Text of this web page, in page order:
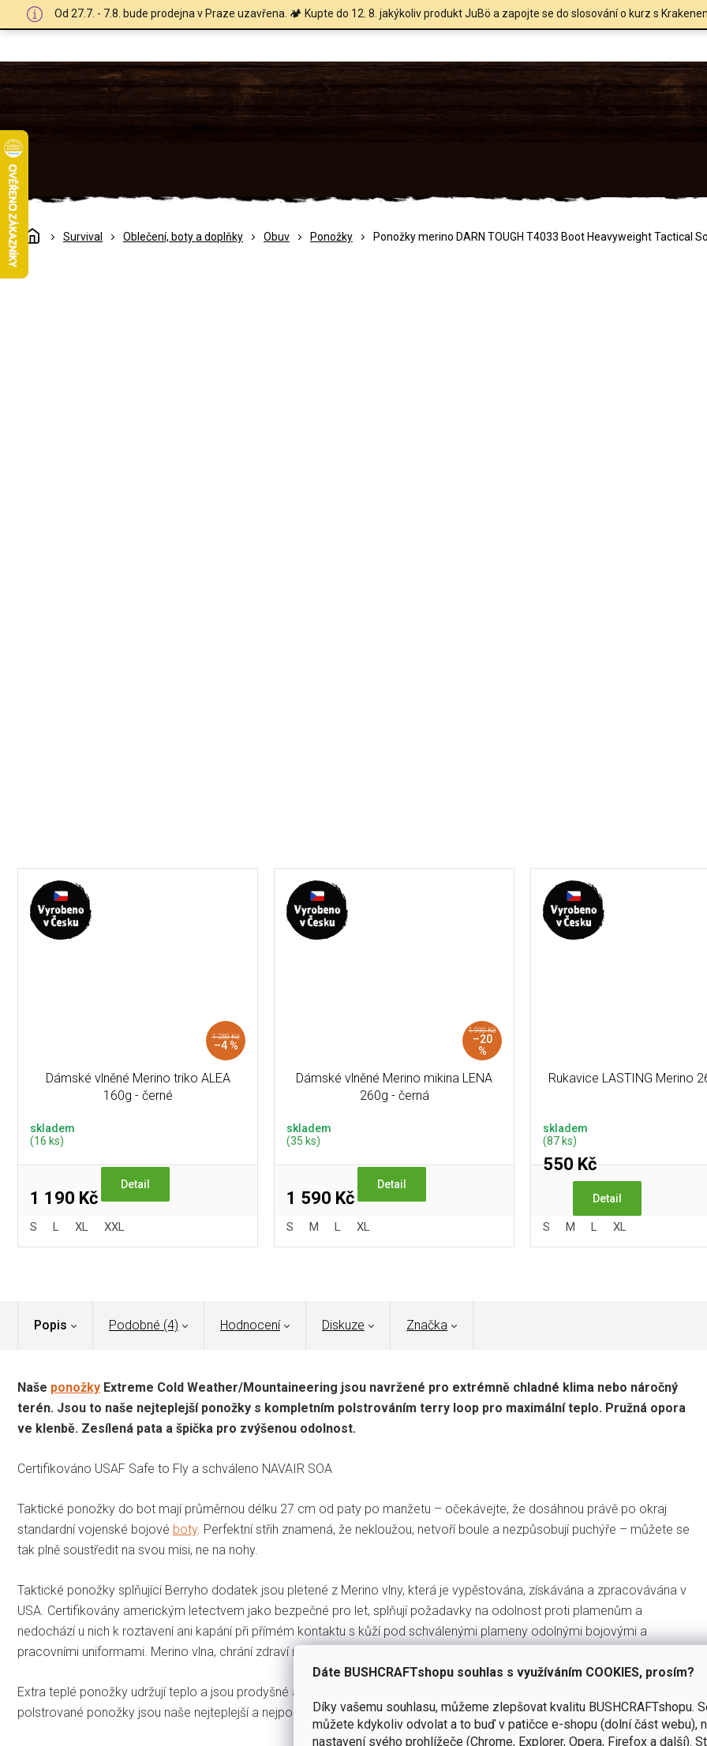
Dáte BUSHCRAFTshopu souhlas s využíváním COOKIES, prosím?
Díky vašemu souhlasu, můžeme zlepšovat kvalitu BUSHCRAFTshopu.
můžete kdykoliv odvolat a to buď v patičce e-shopu (dolní část webu),
nastavení svého prohlížeče (Chrome, Explorer, Opera, Firefox a další).
Od 27.7. - 7.8. bude prodejna v Praze uzavřena. 🏕️ Kupte do 12. 8. jakýkoliv produkt JuBö a zapojte se do slosování o kurz s
DomůSurvival Oblečení, boty a doplňky Obuv Ponožky Ponožky merino DARN TOUGH T4033 Boot Heavyweight Tactical
1 250 Kč
–4 %
Dámské vlněné Merino triko ALEA
160g - černé
skladem
(16 ks)
1 190 Kč
Detail
S L XL XXL
1 990 Kč
–20
%
Dámské vlněné Merino mikina LENA
260g - černá
skladem
(35 ks)
1 590 Kč
Detail
S M L XL
Rukavice LASTING Merino
skladem
(87 ks)
550 Kč
Detail
S M L XL
Popis Podobné (4) Hodnocení Diskuze Značka
Naše ponožky Extreme Cold Weather/Mountaineering jsou navržené pro extrémně chladné klima nebo náročný
terén. Jsou to naše nejteplejší ponožky s kompletním polstrováním terry loop pro maximální teplo. Pružná opora
ve klenbě. Zesílená pata a špička pro zvýšenou odolnost.
Certifikováno USAF Safe to Fly a schváleno NAVAIR SOA
Taktické ponožky do bot mají průměrnou délku 27 cm od paty po manžetu – očekávejte, že dosáhnou právě po okraj
standardní vojenské bojové boty. Perfektní střih znamená, že nekloužou, netvoří boule a nezpůsobují puchýře – můžete se
tak plně soustředit na svou misi, ne na nohy.
Taktické ponožky splňující Berryho dodatek jsou pletené z Merino vlny, která je vypěstována, získávána a zpracovávána v
USA. Certifikovány americkým letectvem jako bezpečné pro let, splňují požadavky na odolnost proti plamenům a
nedochází u nich k roztavení ani kapání při přímém kontaktu s kůží pod schválenými plameny odolnými bojovými a
pracovními uniformami. Merino vlna, chrání zdraví nohou a je ultra odolná v těch nejnáročnějších podmínkách.
Extra teplé ponožky udržují teplo a jsou prodyšné a polstrované pro úplnou ochranu v chladném počasí. Tyto plně
polstrované ponožky jsou naše nejteplejší a nejpolstrovanější taktické ponožky.